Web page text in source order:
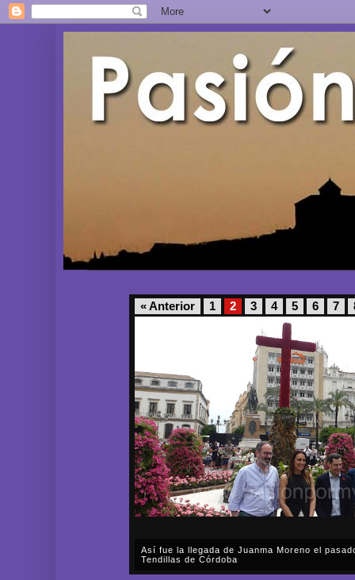
« Anterior 1 2 3 4 5 6 7
Así fue la llegada de Juanma Moreno el
Tendillas de Córdoba